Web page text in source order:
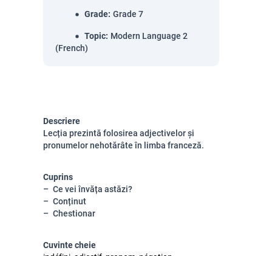
Grade: Grade 7
Topic: Modern Language 2
(French)
Descriere
Lecția prezintă folosirea adjectivelor și
pronumelor nehotărâte în limba franceză.
Cuprins
Ce vei învăța astăzi?
Conținut
Chestionar
Cuvinte cheie